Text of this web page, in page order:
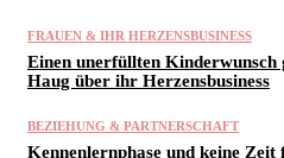
FRAUEN & IHR HERZENSBUSINESS
Einen unerfüllten Kinderwunsch
Haug über ihr Herzensbusiness
BEZIEHUNG & PARTNERSCHAFT
Kennenlernphase und keine